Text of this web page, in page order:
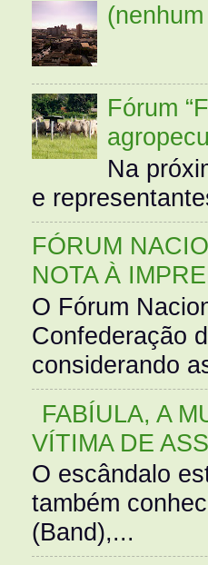
Fórum
Na
e
FÓRUM
NOTA À
O Fórum
Confederação
considerando
FABÍULA, A
VÍTIMA DE
O escândalo
também
(Band),...